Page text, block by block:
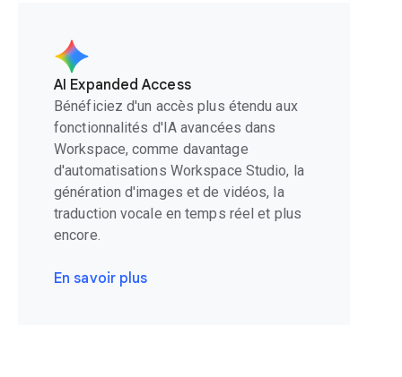
AI Expanded Access
Bénéficiez d'un accès plus étendu aux
fonctionnalités d'IA avancées dans
Workspace, comme davantage
d'automatisations Workspace Studio, la
génération d'images et de vidéos, la
traduction vocale en temps réel et plus
encore.
En savoir plus